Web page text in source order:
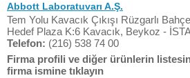
Abbott Laboratuvarı A.Ş.
Tem Yolu Kavacık Çıkışı Rüzgarlı
Hedef Plaza K:6 Kavacık, Beykoz -
Telefon: (216) 538 74 00
Firma profili ve diğer ürünlerin
firma ismine tıklayın